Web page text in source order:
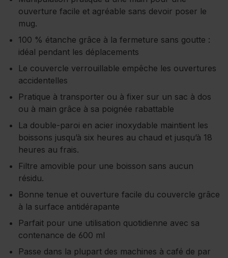
ouverture facile et agréable sans devoir poser le
mug.
100 % étanche grâce à la fermeture sans goutte :
idéal pendant les déplacements
Le couvercle verrouillable empêche les ouvertures
accidentelles
Pratique à transporter ou à fixer sur un sac à dos
ou à main grâce à sa poignée rabattable
La double-paroi en acier inoxydable maintient les
boissons jusqu’à six heures au chaud et jusqu’à 18
heures au frais.
Filtre amovible pour une boisson sans aucun
résidu.
Bonne tenue et ouverture facile du couvercle grâce
à la surface antidérapante
Parfait pour une utilisation quotidienne avec sa
contenance de 600 ml
Passe dans la plupart des machines à café de par